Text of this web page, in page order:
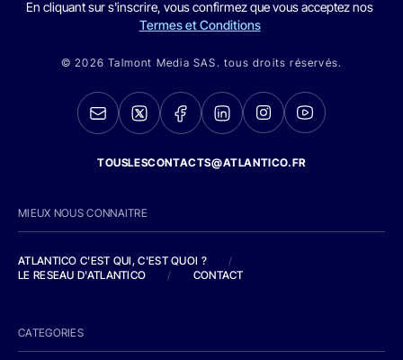
En cliquant sur s'inscrire, vous confirmez que vous acceptez nos
Termes et Conditions
© 2026 Talmont Media SAS. tous droits réservés.
TOUSLESCONTACTS@ATLANTICO.FR
MIEUX NOUS CONNAITRE
ATLANTICO C'EST QUI, C'EST QUOI ?
/
LE RESEAU D'ATLANTICO
/ CONTACT
CATEGORIES